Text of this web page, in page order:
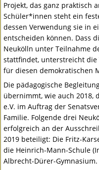
Projekt, das ganz praktisch
Schüler*innen steht ein
dessen Verwendung sie in
entscheiden können. Dass
Neukölln unter Teilnahme
stattfindet, unterstreicht die
für diesen demokratischen
Die pädagogische
übernimmt, wie auch 2018,
e.V. im Auftrag der
Familie. Folgende drei
erfolgreich an der
2019 beteiligt: Die Fritz-
die Heinrich-Mann-Schule
Albrecht-Dürer-Gymnasium.